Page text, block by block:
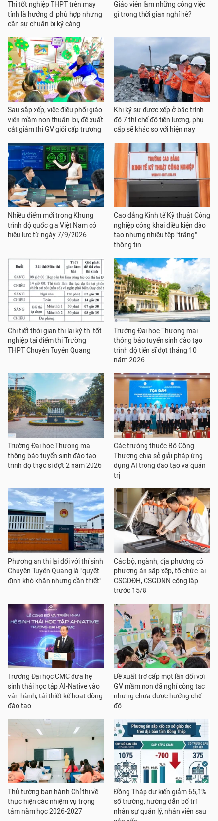
Thi tốt nghiệp THPT trên máy
tính là hướng đi phù hợp nhưng
cần sự chuẩn bị kỹ càng
Giáo viên làm những công việc
gì trong thời gian nghỉ hè?
Sau sắp xếp, việc điều phối giáo
viên mầm non thuận lợi, đề xuất
cắt giảm thi GV giỏi cấp trường
Khi kỹ sư được xếp ở bậc trình
độ 7 thì chế độ tiền lương, phụ
cấp sẽ khác so với hiện nay
Nhiều điểm mới trong Khung
trình độ quốc gia Việt Nam có
hiệu lực từ ngày 7/9/2026
Cao đẳng Kinh tế Kỹ thuật Công
nghiệp công khai điều kiện đào
tạo nhưng nhiều tệp "trắng"
thông tin
Chi tiết thời gian thi lại kỳ thi tốt
nghiệp tại điểm thi Trường
THPT Chuyên Tuyên Quang
Trường Đại học Thương mại
thông báo tuyển sinh đào tạo
trình độ tiến sĩ đợt tháng 10
năm 2026
Trường Đại học Thương mại
thông báo tuyển sinh đào tạo
trình độ thạc sĩ đợt 2 năm 2026
Các trường thuộc Bộ Công
Thương chia sẻ giải pháp ứng
dụng AI trong đào tạo và quản
trị
Phương án thi lại đối với thí sinh
Chuyên Tuyên Quang là "quyết
định khó khăn nhưng cần thiết"
Các bộ, ngành, địa phương có
phương án sắp xếp, tổ chức lại
CSGDĐH, CSGDNN công lập
trước 15/8
Trường Đại học CMC đưa hệ
sinh thái học tập AI-Native vào
vận hành, tái thiết kế hoạt động
đào tạo
Đề xuất trợ cấp một lần đối với
GV mầm non đã nghỉ công tác
nhưng chưa được hưởng chế
độ
Thủ tướng ban hành Chỉ thị về
thực hiện các nhiệm vụ trọng
tâm năm học 2026-2027
Đồng Tháp dự kiến giảm 65,1%
số trường, hướng dẫn bố trí
nhân sự quản lý, nhân viên sau